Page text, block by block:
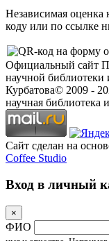
Независимая оценка
коду или по ссылке
Официальный сайт
научной
Курбатова© 2009 -
научная библиотека
Сайт сделан на
Coffee Studio
Вход в личный
×
ФИО